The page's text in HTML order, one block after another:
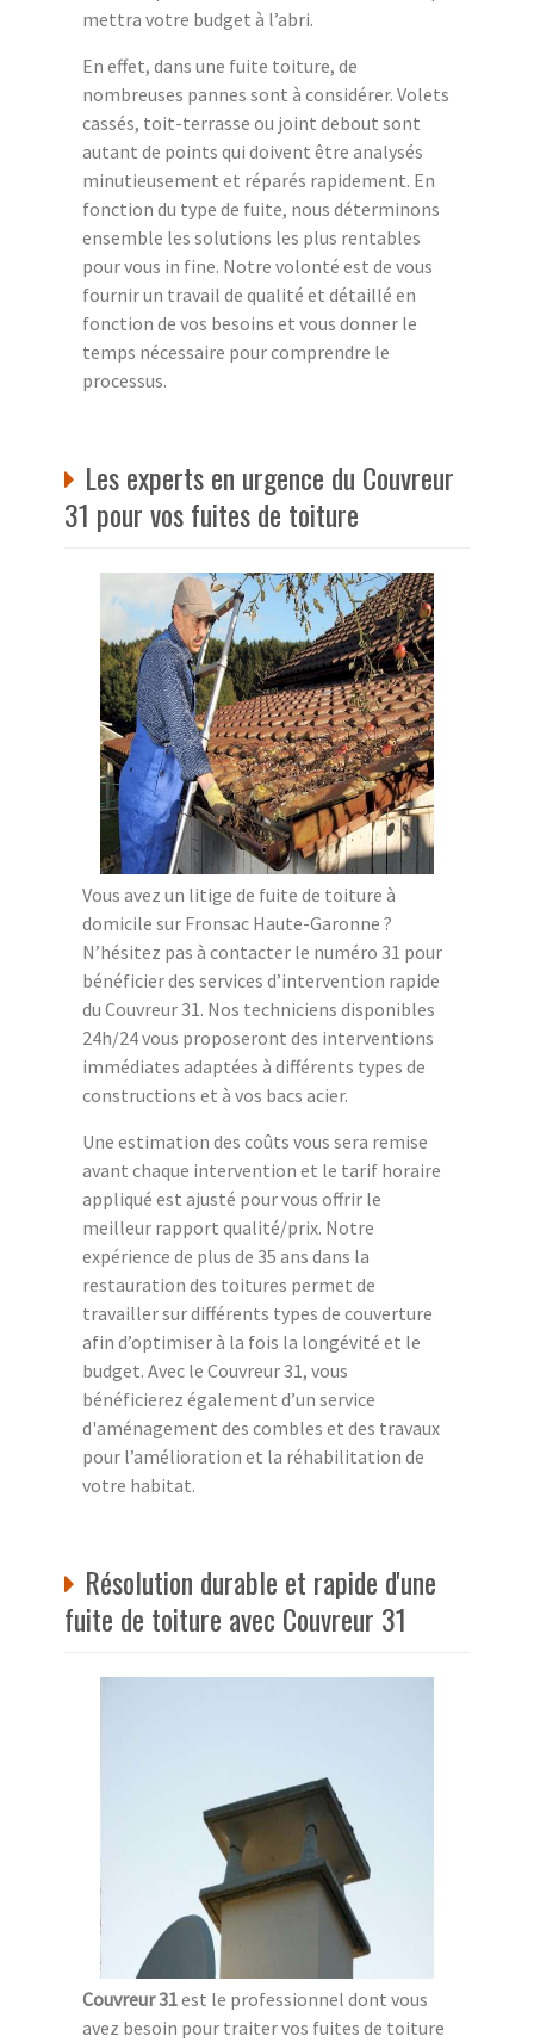
mettra votre budget à l’abri.
En effet, dans une fuite toiture, de
nombreuses pannes sont à considérer. Volets
cassés, toit-terrasse ou joint debout sont
autant de points qui doivent être analysés
minutieusement et réparés rapidement. En
fonction du type de fuite, nous déterminons
ensemble les solutions les plus rentables
pour vous in fine. Notre volonté est de vous
fournir un travail de qualité et détaillé en
fonction de vos besoins et vous donner le
temps nécessaire pour comprendre le
processus.
Les experts en urgence du Couvreur
31 pour vos fuites de toiture
Vous avez un litige de fuite de toiture à
domicile sur Fronsac Haute-Garonne ?
N’hésitez pas à contacter le numéro 31 pour
bénéficier des services d’intervention rapide
du Couvreur 31. Nos techniciens disponibles
24h/24 vous proposeront des interventions
immédiates adaptées à différents types de
constructions et à vos bacs acier.
Une estimation des coûts vous sera remise
avant chaque intervention et le tarif horaire
appliqué est ajusté pour vous offrir le
meilleur rapport qualité/prix. Notre
expérience de plus de 35 ans dans la
restauration des toitures permet de
travailler sur différents types de couverture
afin d’optimiser à la fois la longévité et le
budget. Avec le Couvreur 31, vous
bénéficierez également d’un service
d'aménagement des combles et des travaux
pour l’amélioration et la réhabilitation de
votre habitat.
Résolution durable et rapide d'une
fuite de toiture avec Couvreur 31
Couvreur 31est le professionnel dont vous
avez besoin pour traiter vos fuites de toiture